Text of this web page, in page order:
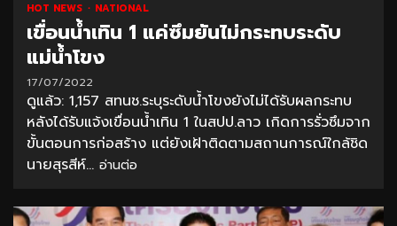
HOT NEWS NATIONAL
เขื่อนน้ำเทิน 1 แค่ซึมยันไม่กระทบระดับ
แม่น้ำโขง
17/07/2022
ดูแล้ว: 1,157 สทนช.ระบุระดับน้ำโขงยังไม่ได้รับผลกระทบ
หลังได้รับแจ้งเขื่อนน้ำเทิน 1 ในสปป.ลาว เกิดการรั่วซึมจาก
ขั้นตอนการก่อสร้าง แต่ยังเฝ้าติดตามสถานการณ์ใกล้ชิด
นายสุรสีห์... อ่านต่อ